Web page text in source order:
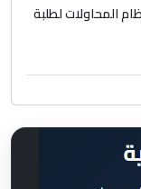
المحاولات لطلبة